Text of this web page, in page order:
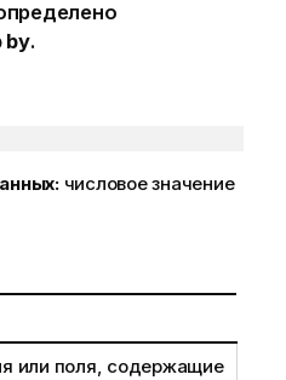
by.
числовое значение
или поля, содержащие